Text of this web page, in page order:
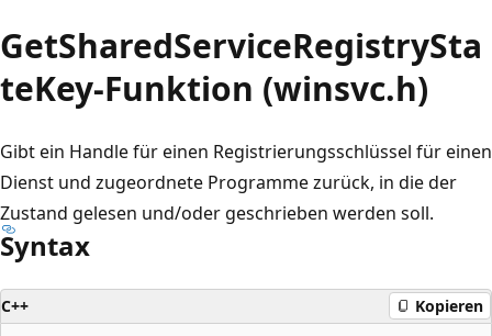
GetSharedServiceRegistrySta
teKey-Funktion (winsvc.h)
Gibt ein Handle für einen Registrierungsschlüssel für einen
Dienst und zugeordnete Programme zurück, in die der
Zustand gelesen und/oder geschrieben werden soll.
Syntax
C++ Kopieren